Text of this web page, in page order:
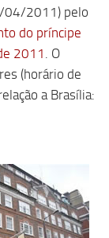
04/2011) pelo
do príncipe
2011
. O
(horário de
a Brasília: